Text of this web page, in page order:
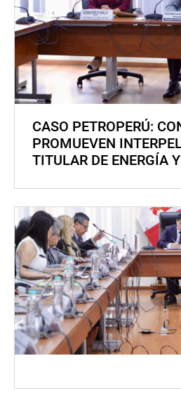
CASO PETROPERÚ:
PROMUEVEN
TITULAR DE ENERGÍA